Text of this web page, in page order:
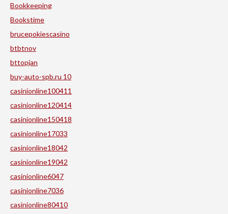
Bookkeeping
Bookstime
brucepokiescasino
btbtnov
bttopjan
buy-auto-spb.ru 10
casinionline100411
casinionline120414
casinionline150418
casinionline17033
casinionline18042
casinionline19042
casinionline6047
casinionline7036
casinionline80410